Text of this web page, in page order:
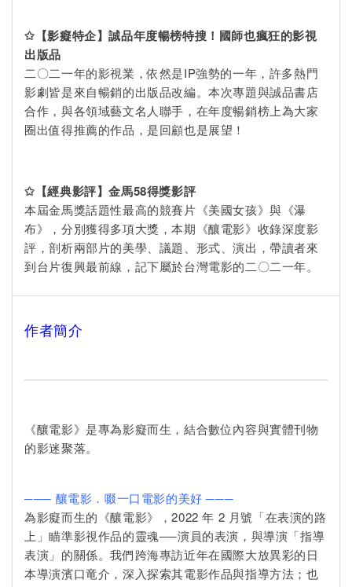
✩ 【影癡特企】誠品年度暢榜特搜！國師也瘋狂的影視
出版品
二〇二一年的影視業，依然是IP強勢的一年，許多熱門
影劇皆是來自暢銷的出版品改編。本次專題與誠品書店
合作，與各領域藝文名人聯手，在年度暢銷榜上為大家
圈出值得推薦的作品，是回顧也是展望！
✩ 【經典影評】金馬58得獎影評
本屆金馬獎話題性最高的競賽片《美國女孩》與《瀑
布》，分別獲得多項大獎，本期《釀電影》收錄深度影
評，剖析兩部片的美學、議題、形式、演出，帶讀者來
到台片復興最前線，記下屬於台灣電影的二〇二一年。
作者簡介
《釀電影》是專為影癡而生，結合數位內容與實體刊物
的影迷聚落。
─── 釀電影．啜一口電影的美好 ───
為影癡而生的《釀電影》，2022 年 2 月號「在表演的路
上」瞄準影視作品的靈魂──演員的表演，與導演「指導
表演」的關係。我們跨海專訪近年在國際大放異彩的日
本導演濱口竜介，深入探索其電影作品與指導方法；也